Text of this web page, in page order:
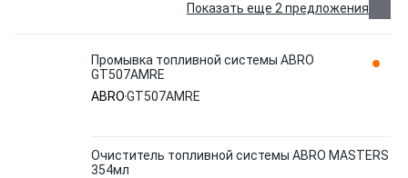
Показать еще 2 предложения
Промывка топливной системы ABRO
GT507AMRE
ABROGT507AMRE
Очиститель топливной системы ABRO MASTERS
354мл